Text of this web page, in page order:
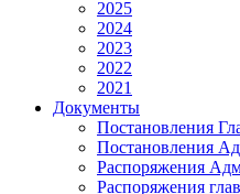
2025
2024
2023
2022
2021
Документы
Постановления
Постановления
Распоряжения
Распоряжения